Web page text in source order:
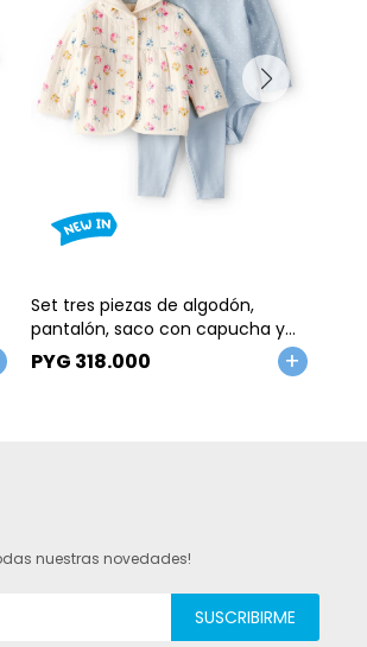
Set tres piezas de algodón,
pantalón, saco con capucha y
body
PYG 318.000
nuestras novedades!
SUSCRIBIRME